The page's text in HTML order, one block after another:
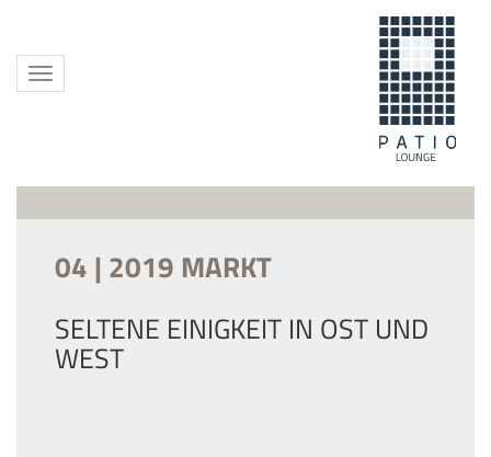
Toggle
navigation
04 | 2019 MARKT
SELTENE EINIGKEIT IN OST UND
WEST